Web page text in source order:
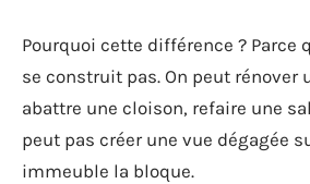
Pourquoi cette différence ? Parce
se construit pas. On peut rénover
abattre une cloison, refaire une
peut pas créer une vue dégagée
immeuble la bloque.